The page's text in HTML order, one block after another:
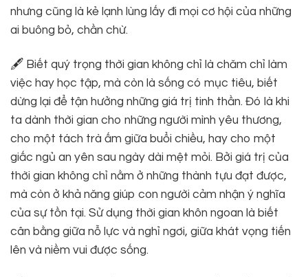
nhưng cũng là kẻ lạnh lùng lấy đi mọi cơ hội của những
ai buông bỏ, chần chừ.
🖋 Biết quý trọng thời gian không chỉ là chăm chỉ làm
việc hay học tập, mà còn là sống có mục tiêu, biết
dừng lại để tận hưởng những giá trị tinh thần. Đó là khi
ta dành thời gian cho những người mình yêu thương,
cho một tách trà ấm giữa buổi chiều, hay cho một
giấc ngủ an yên sau ngày dài mệt mỏi. Bởi giá trị của
thời gian không chỉ nằm ở những thành tựu đạt được,
mà còn ở khả năng giúp con người cảm nhận ý nghĩa
của sự tồn tại. Sử dụng thời gian khôn ngoan là biết
cân bằng giữa nỗ lực và nghỉ ngơi, giữa khát vọng tiến
lên và niềm vui được sống.